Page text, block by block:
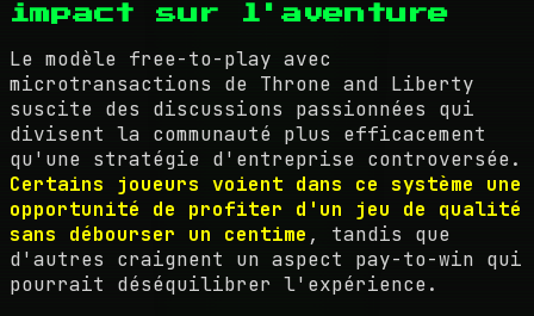
impact sur l'aventure
Le modèle free-to-play avec
microtransactions de Throne and Liberty
suscite des discussions passionnées qui
divisent la communauté plus efficacement
qu'une stratégie d'entreprise controversée.
Certains joueurs voient dans ce système une
opportunité de profiter d'un jeu de qualité
sans débourser un centime , tandis que
d'autres craignent un aspect pay-to-win qui
pourrait déséquilibrer l'expérience.